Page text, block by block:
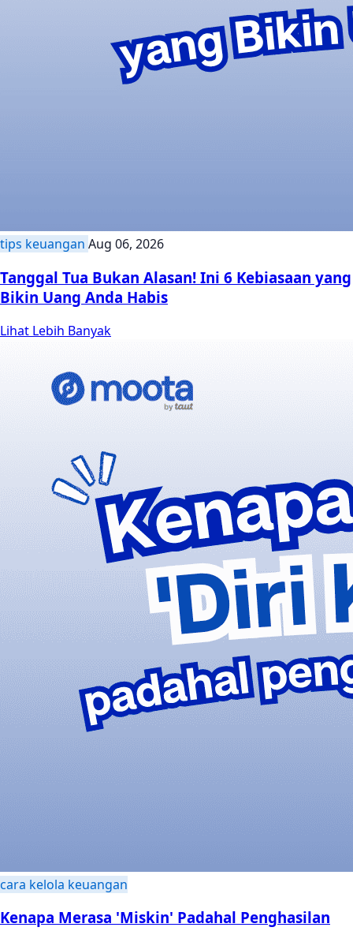
tips keuangan Aug 06, 2026
Tanggal Tua Bukan Alasan! Ini 6 Kebiasaan yang
Bikin Uang Anda Habis
Lihat Lebih Banyak
cara kelola keuangan
Kenapa Merasa 'Miskin' Padahal Penghasilan